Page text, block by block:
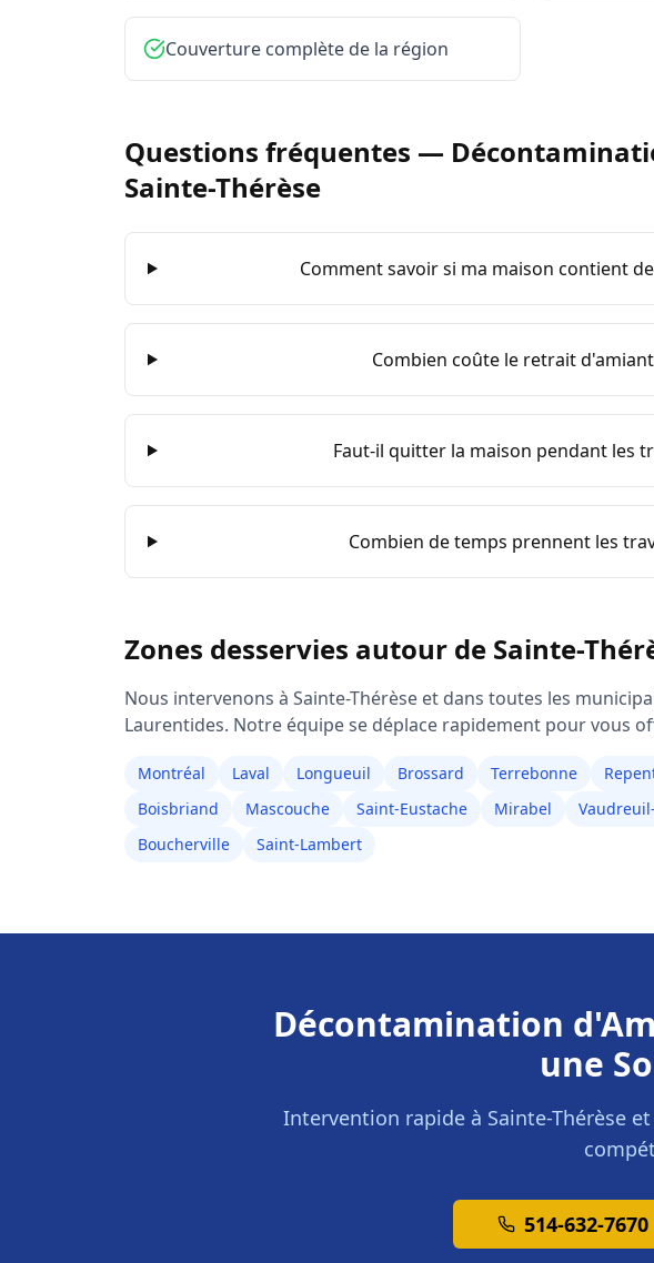
Couverture complète de la région
Questions fréquentes —
Sainte-Thérèse
Comment savoir si ma maison contient
Combien coûte le retrait
Faut-il quitter la maison pendant les
Combien de temps prennent les
Zones desservies autour de Sainte-
Nous intervenons à Sainte-Thérèse et dans toutes les
Laurentides. Notre équipe se déplace rapidement pour vous
Montréal Laval Longueuil Brossard Terrebonne
Boisbriand
Mascouche Saint-Eustache Mirabel
Boucherville
Saint-Lambert
Décontamination
une
Intervention rapide à Sainte-Thérèseet
514-632-7670